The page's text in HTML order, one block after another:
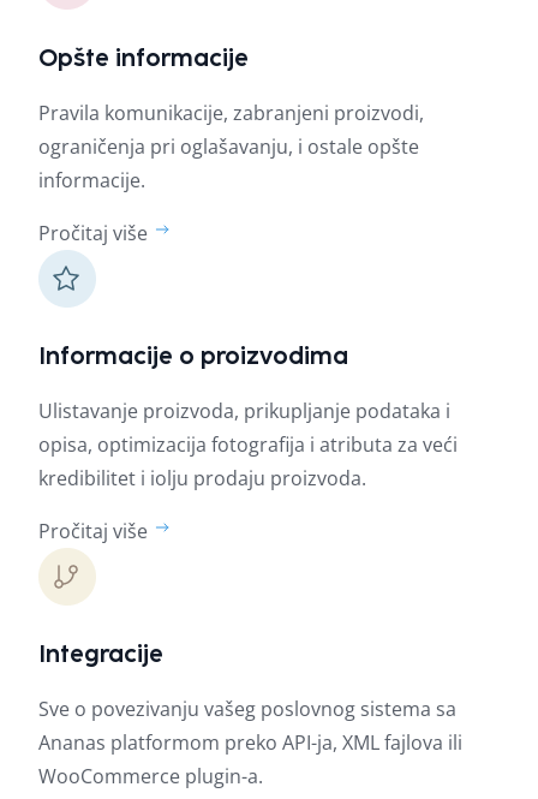
Opšte informacije
Pravila komunikacije, zabranjeni proizvodi,
ograničenja pri oglašavanju, i ostale opšte
informacije.
Pročitaj više
Informacije o proizvodima
Ulistavanje proizvoda, prikupljanje podataka i
opisa, optimizacija fotografija i atributa za veći
kredibilitet i iolju prodaju proizvoda.
Pročitaj više
Integracije
Sve o povezivanju vašeg poslovnog sistema sa
Ananas platformom preko API-ja, XML fajlova ili
WooCommerce plugin-a.